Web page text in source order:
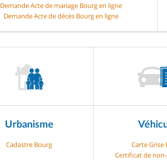
Demande Acte de mariage Bourg en ligne
Demande Acte de décès Bourg en ligne
Urbanisme
Cadastre Bourg
Carte Grise
Certificat de